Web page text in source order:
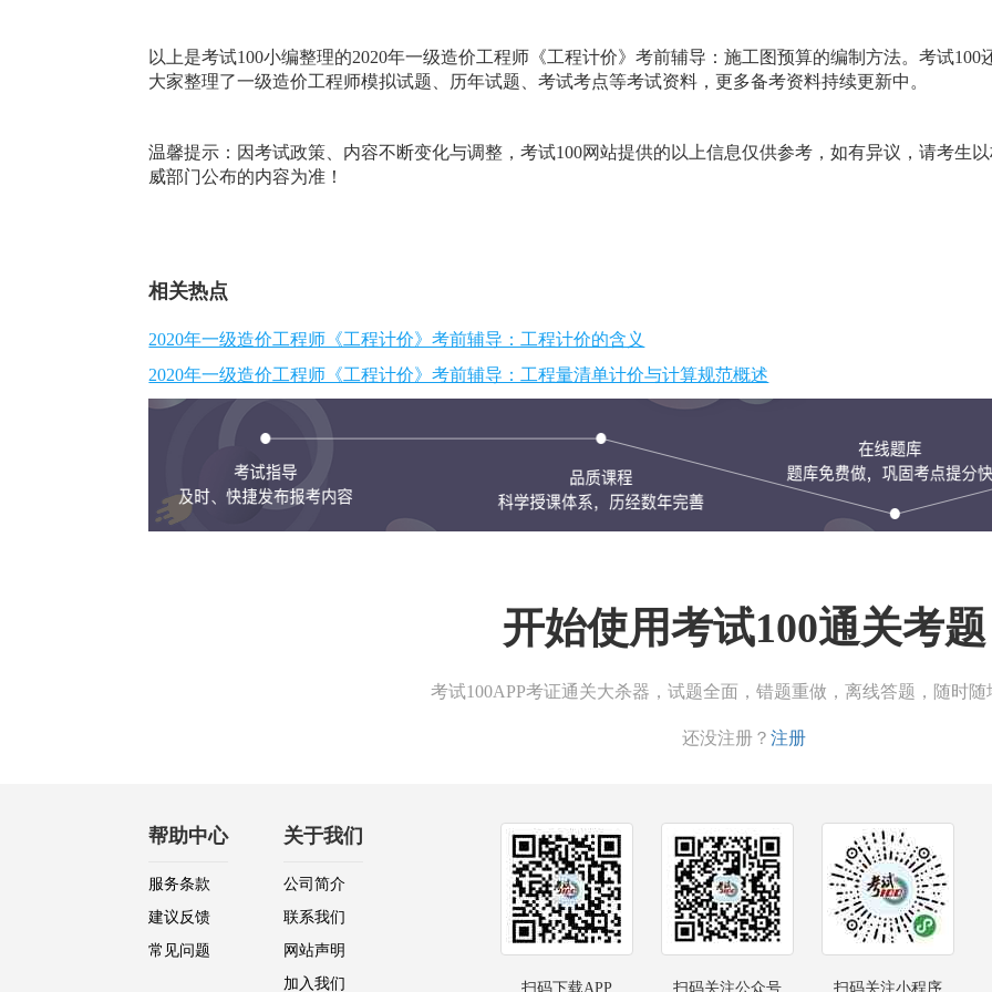
以上是考试100小编整理的2020年一级造价工程师《工程计价》考前辅导：施工图预算的编制方法。考试100
大家整理了一级造价工程师模拟试题、历年试题、考试考点等考试资料，更多备考资料持续更新中。
温馨提示：因考试政策、内容不断变化与调整，考试100网站提供的以上信息仅供参考，如有异议，请考生
威部门公布的内容为准！
相关热点
2020年一级造价工程师《工程计价》考前辅导：工程计价的含义
2020年一级造价工程师《工程计价》考前辅导：工程量清单计价与计算规范概述
开始使用考试100通关考题
考试100APP考证通关大杀器，试题全面，错题重做，离线答题，随时随
还没注册？ 注册
帮助中心
服务条款
建议反馈
常见问题
关于我们
公司简介
联系我们
网站声明
加入我们
扫码下载APP 扫码关注公众号 扫码关注小程序